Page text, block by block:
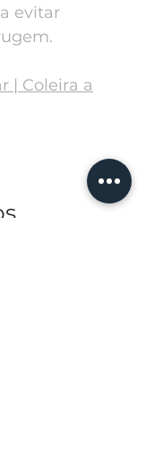
evitar
| Coleira a